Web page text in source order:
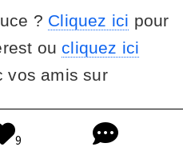
? Cliquez ici pour
ou cliquez ici
vos amis sur
9